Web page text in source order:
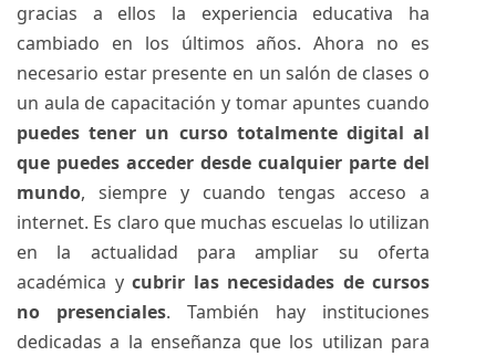
gracias a ellos la experiencia educativa ha
cambiado en los últimos años. Ahora no es
necesario estar presente en un salón de clases o
un aula de capacitación y tomar apuntes cuando
puedes tener un curso totalmente digital al
que puedes acceder desde cualquier parte del
mundo, siempre y cuando tengas acceso a
internet. Es claro que muchas escuelas lo utilizan
en la actualidad para ampliar su oferta
académica y cubrir las necesidades de cursos
no presenciales. También hay instituciones
dedicadas a la enseñanza que los utilizan para